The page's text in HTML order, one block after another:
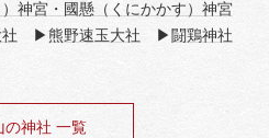
神宮・國懸（くにかかす）神宮
▶ 熊野速玉大社 ▶ 闘鶏神社
の神社 一覧